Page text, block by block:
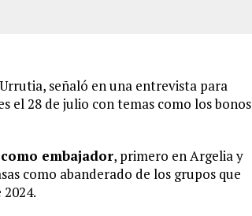
señaló en una entrevista para
el 28 de julio con temas como los bonos
embajador, primero en Argelia y
como abanderado de los grupos que